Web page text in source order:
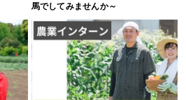
馬でしてみませんか～